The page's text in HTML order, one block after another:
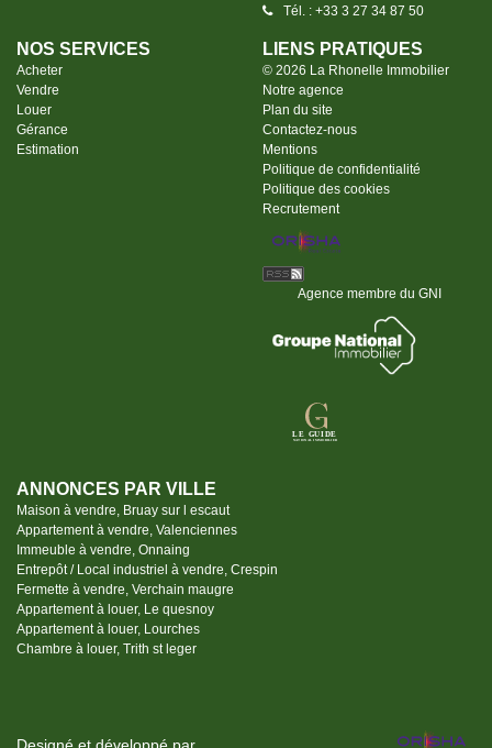
Tél. : +33 3 27 34 87 50
NOS SERVICES
Acheter
Vendre
Louer
Gérance
Estimation
LIENS PRATIQUES
© 2026 La Rhonelle Immobilier
Notre agence
Plan du site
Contactez-nous
Mentions
Politique de confidentialité
Politique des cookies
Recrutement
Agence membre du GNI
ANNONCES PAR VILLE
Maison à vendre, Bruay sur l escaut
Appartement à vendre, Valenciennes
Immeuble à vendre, Onnaing
Entrepôt / Local industriel à vendre, Crespin
Fermette à vendre, Verchain maugre
Appartement à louer, Le quesnoy
Appartement à louer, Lourches
Chambre à louer, Trith st leger
Designé et développé par